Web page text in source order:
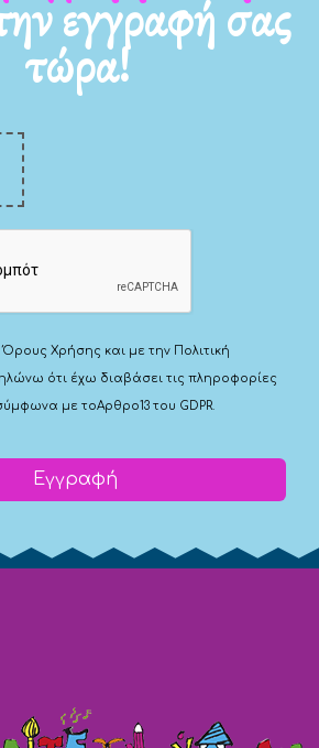
εγγραφή σας
τώρα!
Όρους Χρήσης και με την Πολιτική
ότι έχω διαβάσει τις πληροφορίες
με τοΑρθρο13 του GDPR.
Εγγραφή